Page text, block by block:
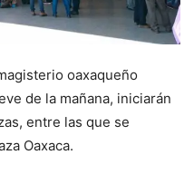
oaxaqueño
de la mañana, iniciarán
entre las que se
Oaxaca.